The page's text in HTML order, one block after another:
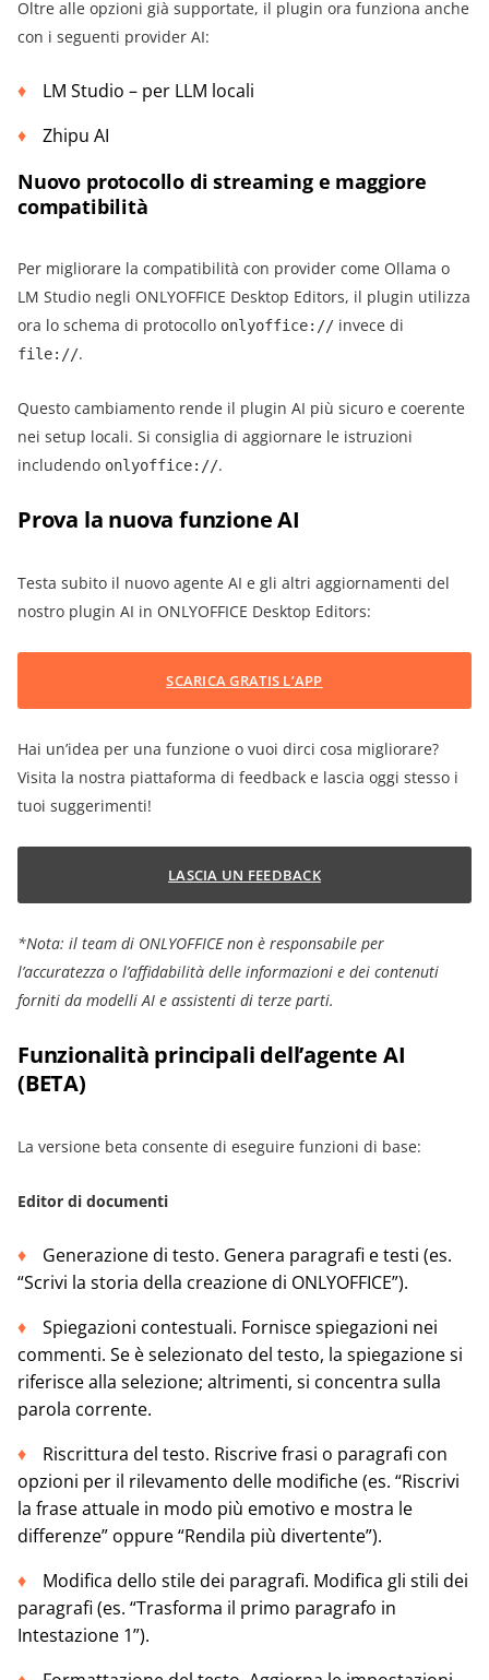
Oltre alle opzioni già supportate, il plugin ora funziona anche
con i seguenti provider AI:
LM Studio – per LLM locali
Zhipu AI
Nuovo protocollo di streaming e maggiore
compatibilità
Per migliorare la compatibilità con provider come Ollama o
LM Studio negli ONLYOFFICE Desktop Editors, il plugin utilizza
ora lo schema di protocollo onlyoffice:// invece di
file://.
Questo cambiamento rende il plugin AI più sicuro e coerente
nei setup locali. Si consiglia di aggiornare le istruzioni
includendo onlyoffice://.
Prova la nuova funzione AI
Testa subito il nuovo agente AI e gli altri aggiornamenti del
nostro plugin AI in ONLYOFFICE Desktop Editors:
SCARICA GRATIS L’APP
Hai un’idea per una funzione o vuoi dirci cosa migliorare?
Visita la nostra piattaforma di feedback e lascia oggi stesso i
tuoi suggerimenti!
LASCIA UN FEEDBACK
*Nota: il team di ONLYOFFICE non è responsabile per
l’accuratezza o l’affidabilità delle informazioni e dei contenuti
forniti da modelli AI e assistenti di terze parti.
Funzionalità principali dell’agente AI
(BETA)
La versione beta consente di eseguire funzioni di base:
Editor di documenti
Generazione di testo. Genera paragrafi e testi (es.
“Scrivi la storia della creazione di ONLYOFFICE”).
Spiegazioni contestuali. Fornisce spiegazioni nei
commenti. Se è selezionato del testo, la spiegazione si
riferisce alla selezione; altrimenti, si concentra sulla
parola corrente.
Riscrittura del testo. Riscrive frasi o paragrafi con
opzioni per il rilevamento delle modifiche (es. “Riscrivi
la frase attuale in modo più emotivo e mostra le
differenze” oppure “Rendila più divertente”).
Modifica dello stile dei paragrafi. Modifica gli stili dei
paragrafi (es. “Trasforma il primo paragrafo in
Intestazione 1”).